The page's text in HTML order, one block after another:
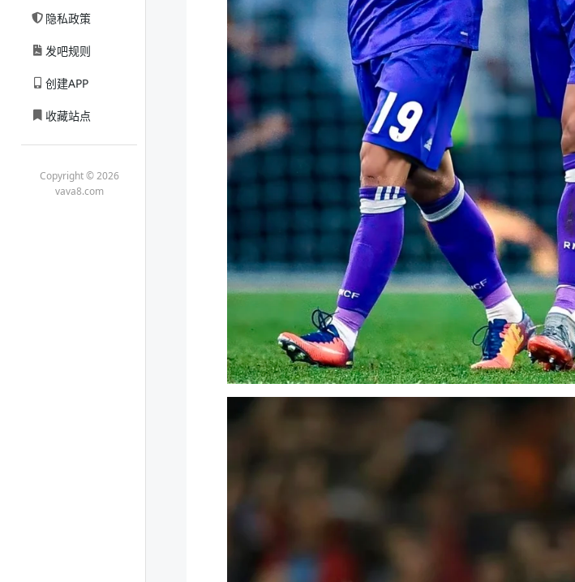
隐私政策
发吧规则
创建APP
收藏站点
Copyright © 2026
vava8.com